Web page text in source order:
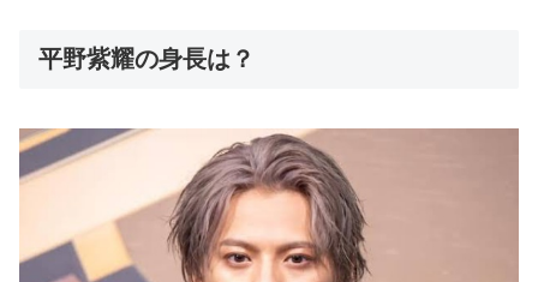
平野紫耀の身長は？